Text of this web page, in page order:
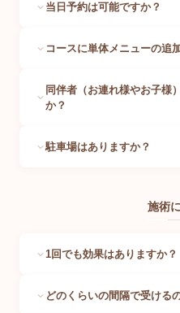
当日予約は可能ですか？
コースに単体メニューの追
同伴者（お連れ様やお子様
か？
駐車場はありますか？
施術
1回でも効果はありますか？
どのくらいの間隔で受ける